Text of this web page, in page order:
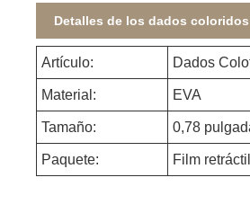
Detalles de los dados
Artículo: Dados
Material: EVA
Tamaño: 0,78
Paquete: Film retráctil